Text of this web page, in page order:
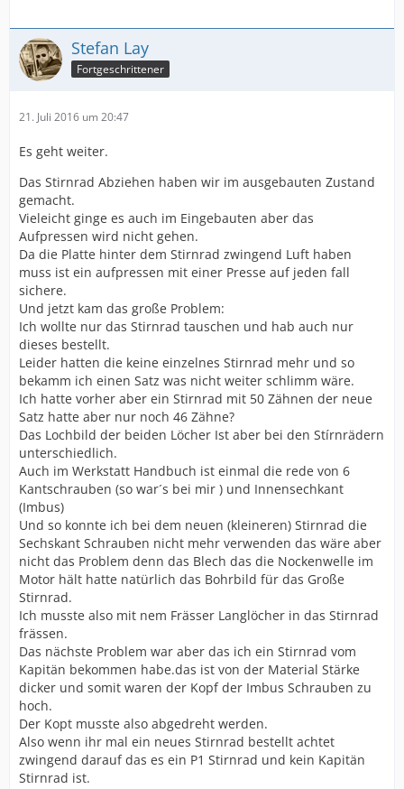
Stefan Lay
Fortgeschrittener
21. Juli 2016 um 20:47
Es geht weiter.
Das Stirnrad Abziehen haben wir im ausgebauten Zustand
gemacht.
Vieleicht ginge es auch im Eingebauten aber das
Aufpressen wird nicht gehen.
Da die Platte hinter dem Stirnrad zwingend Luft haben
muss ist ein aufpressen mit einer Presse auf jeden fall
sichere.
Und jetzt kam das große Problem:
Ich wollte nur das Stirnrad tauschen und hab auch nur
dieses bestellt.
Leider hatten die keine einzelnes Stirnrad mehr und so
bekamm ich einen Satz was nicht weiter schlimm wäre.
Ich hatte vorher aber ein Stirnrad mit 50 Zähnen der neue
Satz hatte aber nur noch 46 Zähne?
Das Lochbild der beiden Löcher Ist aber bei den Stírnrädern
unterschiedlich.
Auch im Werkstatt Handbuch ist einmal die rede von 6
Kantschrauben (so war´s bei mir ) und Innensechkant
(Imbus)
Und so konnte ich bei dem neuen (kleineren) Stirnrad die
Sechskant Schrauben nicht mehr verwenden das wäre aber
nicht das Problem denn das Blech das die Nockenwelle im
Motor hält hatte natürlich das Bohrbild für das Große
Stirnrad.
Ich musste also mit nem Frässer Langlöcher in das Stirnrad
frässen.
Das nächste Problem war aber das ich ein Stirnrad vom
Kapitän bekommen habe.das ist von der Material Stärke
dicker und somit waren der Kopf der Imbus Schrauben zu
hoch.
Der Kopt musste also abgedreht werden.
Also wenn ihr mal ein neues Stirnrad bestellt achtet
zwingend darauf das es ein P1 Stirnrad und kein Kapitän
Stirnrad ist.